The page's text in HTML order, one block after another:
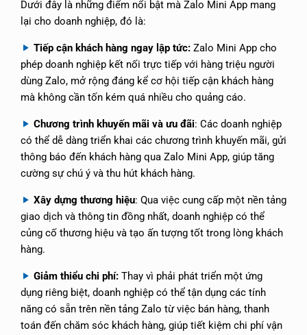
Dưới đây là những điểm nổi bật mà Zalo Mini App mang
lại cho doanh nghiệp, đó là:
Tiếp cận khách hàng ngay lập tức: Zalo Mini App cho
phép doanh nghiệp kết nối trực tiếp với hàng triệu người
dùng Zalo, mở rộng đáng kể cơ hội tiếp cận khách hàng
mà không cần tốn kém quá nhiều cho quảng cáo.
Chương trình khuyến mãi và ưu đãi: Các doanh nghiệp
có thể dễ dàng triển khai các chương trình khuyến mãi, gửi
thông báo đến khách hàng qua Zalo Mini App, giúp tăng
cường sự chú ý và thu hút khách hàng.
Xây dựng thương hiệu: Qua việc cung cấp một nền tảng
giao dịch và thông tin đồng nhất, doanh nghiệp có thể
củng cố thương hiệu và tạo ấn tượng tốt trong lòng khách
hàng.
Giảm thiểu chi phí: Thay vì phải phát triển một ứng
dụng riêng biệt, doanh nghiệp có thể tận dụng các tính
năng có sẵn trên nền tảng Zalo từ việc bán hàng, thanh
toán đến chăm sóc khách hàng, giúp tiết kiệm chi phí vận